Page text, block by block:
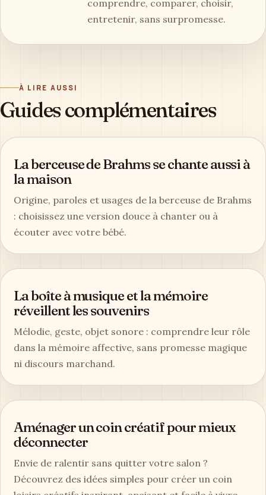
revoir dans le temps.
Par Clémence Arbel
Clémence Arbel
Clémence Arbel écrit sur les objets
traversent les maisons. Sa ligne
éditoriale reste pratique :
comprendre, comparer, choisir,
entretenir, sans surpromesse.
Guides complémentaires
La berceuse de Brahms se chante aussi à
Origine, paroles et usages de la berceuse de Brahms
: choisissez une version douce à chanter ou à
écouter avec votre bébé.